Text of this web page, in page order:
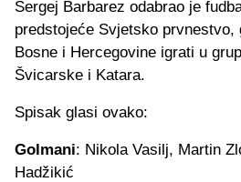
Sergej Barbarez odabrao je
predstojeće Svjetsko prvnestvo,
Bosne i Hercegovine igrati u
Švicarske i Katara.
Spisak glasi ovako:
Golmani: Nikola Vasilj, Martin
Hadžikić